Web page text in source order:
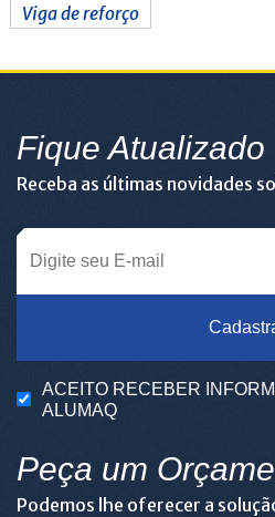
Viga de reforço
Fique Atualizado
Receba as últimas novidades
ACEITO RECEBER
ALUMAQ
Peça um
Podemos lhe oferecer a